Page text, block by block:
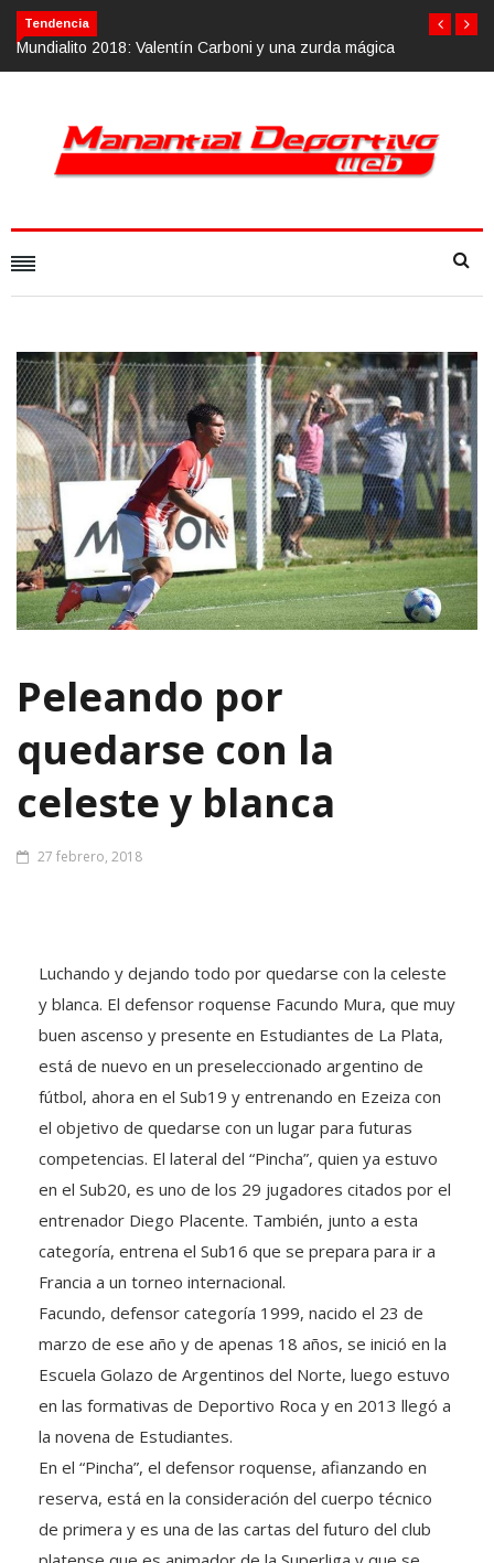
Tendencia
y una zurda mágicaCalvario Race 2018, 10 de noviembre
Peleando por
quedarse con la
celeste y blanca
27 febrero, 2018
Luchando y dejando todo por quedarse con la celeste
y blanca. El defensor roquense Facundo Mura, que muy
buen ascenso y presente en Estudiantes de La Plata,
está de nuevo en un preseleccionado argentino de
fútbol, ahora en el Sub19 y entrenando en Ezeiza con
el objetivo de quedarse con un lugar para futuras
competencias. El lateral del “Pincha”, quien ya estuvo
en el Sub20, es uno de los 29 jugadores citados por el
entrenador Diego Placente. También, junto a esta
categoría, entrena el Sub16 que se prepara para ir a
Francia a un torneo internacional.
Facundo, defensor categoría 1999, nacido el 23 de
marzo de ese año y de apenas 18 años, se inició en la
Escuela Golazo de Argentinos del Norte, luego estuvo
en las formativas de Deportivo Roca y en 2013 llegó a
la novena de Estudiantes.
En el “Pincha”, el defensor roquense, afianzando en
reserva, está en la consideración del cuerpo técnico
de primera y es una de las cartas del futuro del club